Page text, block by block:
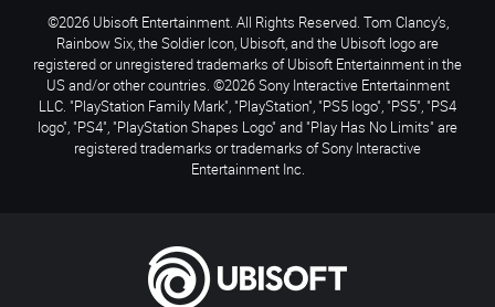
©2026 Ubisoft Entertainment. All Rights Reserved. Tom Clancy’s,
Rainbow Six, the Soldier Icon, Ubisoft, and the Ubisoft logo are
registered or unregistered trademarks of Ubisoft Entertainment in the
US and/or other countries. ©2026 Sony Interactive Entertainment
LLC. "PlayStation Family Mark", "PlayStation", "PS5 logo", "PS5", "PS4
logo", "PS4", "PlayStation Shapes Logo" and "Play Has No Limits" are
registered trademarks or trademarks of Sony Interactive
Entertainment Inc.